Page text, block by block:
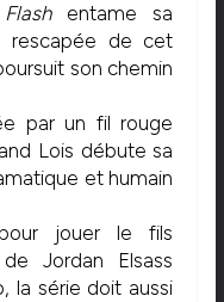
entame sa
rescapée de cet
son chemin
par un fil rouge
Lois débute sa
et humain
jouer le fils
Jordan Elsass
la série doit aussi